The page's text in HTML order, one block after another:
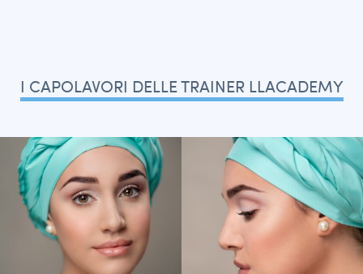
I CAPOLAVORI DELLE TRAINER LLACADEMY